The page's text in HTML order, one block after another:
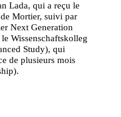
Lada, qui a reçu le
Mortier, suivi par
Next Generation
Wissenschaftskolleg
Study), qui
de plusieurs mois